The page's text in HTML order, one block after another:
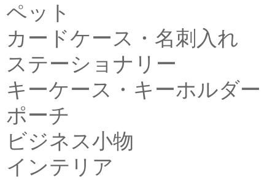
ペット
カードケース・名刺入れ
ステーショナリー
キーケース・キーホルダー
ポーチ
ビジネス小物
インテリア